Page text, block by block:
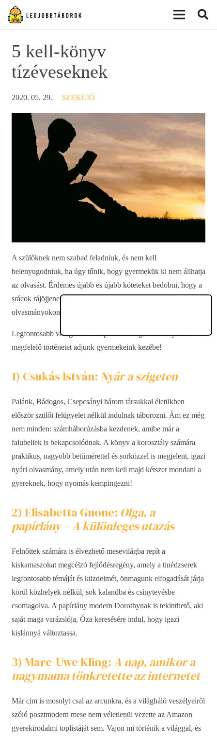
5 kell-könyv
tízéveseknek
2020. 05. 29. SZEKCIÓ
A szülőknek nem szabad feladniuk, és nem kell
belenyugodniuk, ha úgy tűnik, hogy gyermekük ki nem állhatja
az olvasást. Érdemes újabb és újabb köteteket bedobni, hogy a
srácok rájöjjenek: az igazi gyermekkönyv-birodalom a kötelező
olvasmányokon túl kezdődik.
Legfontosabb válogatási szempont: mindig korosztálynak
megfelelő történetet adjunk gyermekeink kezébe!
1) Csukás István: Nyár a szigeten
Palánk, Bádogos, Csepcsányi három társukkal életükben
először szülői felügyelet nélkül indulnak táborozni. Ám ez még
nem minden: számháborúzásba kezdenek, amibe már a
falubeliek is bekapcsolódnak. A könyv a korosztály számára
praktikus, nagyobb betűmérettel és sorközzel is megjelent, igazi
nyári olvasmány, amely után nem kell majd kétszer mondani a
gyereknek, hogy nyomás kempingezni!
2) Elisabetta Gnone: Olga, a
papírlány – A különleges utazás
Felnőttek számára is élvezhető mesevilágba repít a
kiskamaszokat megcélzó fejlődésregény, amely a tinédzserek
legfontosabb témáját és küzdelmét, önmagunk elfogadását járja
körül közhelyek nélkül, sok kalandba és csínytevésbe
csomagolva. A papírlány modern Dorothynak is tekinthető, aki
saját maga varázslója, Óza keresésére indul, hogy igazi
kislánnyá változtassa.
3) Marc-Uwe Kling:A nap, amikor a
nagymama tönkretette az internetet
Már cím is mosolyt csal az arcunkra, és a világháló veszélyeiről
szóló posztmodern mese nem véletlenül vezette az Amazon
gyerekirodalmi toplistáját sem. Vajon mi történik a világgal, és